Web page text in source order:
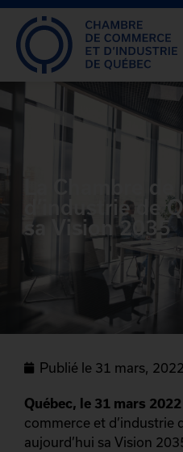
La Chambre de
d’industrie de
sa Vision 2035
Publié le 31 mars, 2022
Québec, le 31 mars 2022
commerce et d’industrie
aujourd’hui sa Vision